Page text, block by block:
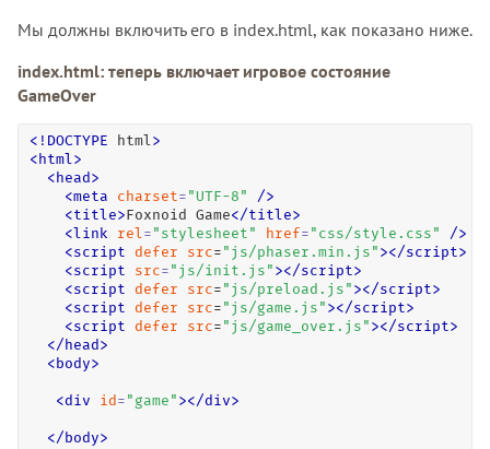
Мы должны включить его в index.html, как показано ниже.
index.html: теперь включает игровое состояние
GameOver
< ! DOCTYPE html >
<html >
<head>
<meta charset= " UTF-8 "
/>
<title>Foxnoid Game</title>
<link rel = " stylesheet " href= " css/style.css "
/>
<script defer src= "js/phaser.min.js" ></script>
<script src= " js/init.js " ></script>
<script defer src= "js/preload.js" ></script>
<script defer src= "js/game.js" ></script>
<script defer src= "js/game_over.js" ></script>
</head>
<body>
<div id= " game " ></div>
</body>